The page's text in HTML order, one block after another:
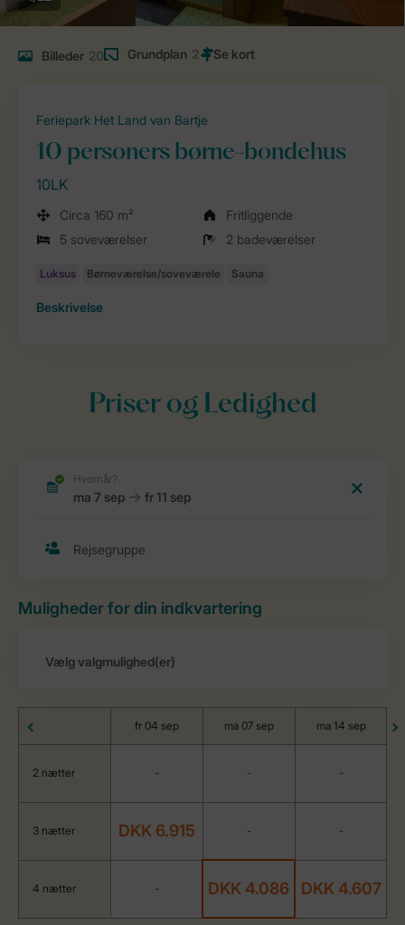
Billeder 20 Grundplan 2
Feriepark Het Land van Bartje
10 personers børne-bondehus
10LK
Circa 160 m²
Fritliggende
5 soveværelser
2 badeværelser
Beskrivelse
Priser og Ledighed
Muligheder for din indkvartering
fr 04 sep ma 07 sep ma 14 sep
2 nætter - - -
3 nætter DKK 6.915 - -
4 nætter - DKK 4.086 DKK 4.607